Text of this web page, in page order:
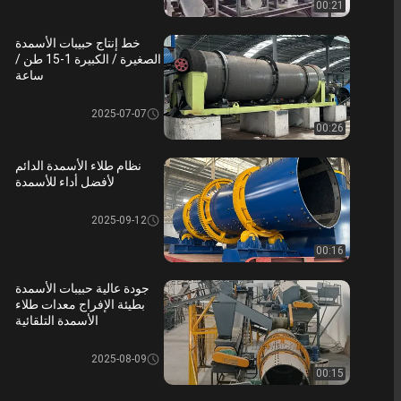
00:21
00:26
خط إنتاج حبيبات الأسمدة
الصغيرة / الكبيرة 1-15 طن /
ساعة
خط انتاج السماد المركب
2025-07-07
00:16
نظام طلاء الأسمدة الدائم
لأفضل أداء للأسمدة
خط انتاج السماد المركب
2025-09-12
00:15
جودة عالية حبيبات الأسمدة
بطيئة الإفراج معدات طلاء
الأسمدة التلقائية
خط انتاج السماد المركب
2025-08-09